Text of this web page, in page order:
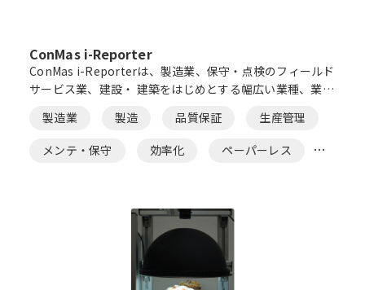
ConMas i-Reporter
ConMas i-Reporterは、製造業、保守・点検のフィールド
サービス業、建設・ 建築をはじめとする幅広い業種、業態
ーションです。
製造業 製造 品質保証
生産管理
メンテ・保守
効率化
ペーパーレス